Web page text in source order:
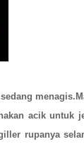
acik untuk
rupanya